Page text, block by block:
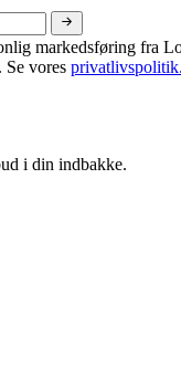
markedsføring fra
Se vores privatlivspolitik.
i din indbakke.